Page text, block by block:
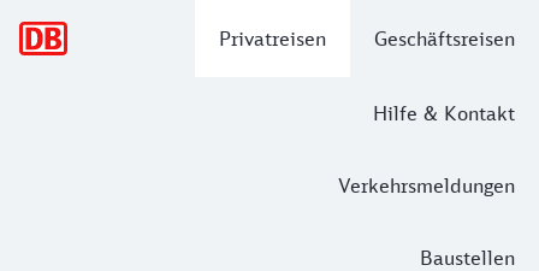
Privatreisen Geschäftsreisen
Hilfe & Kontakt
Verkehrsmeldungen
Baustellen